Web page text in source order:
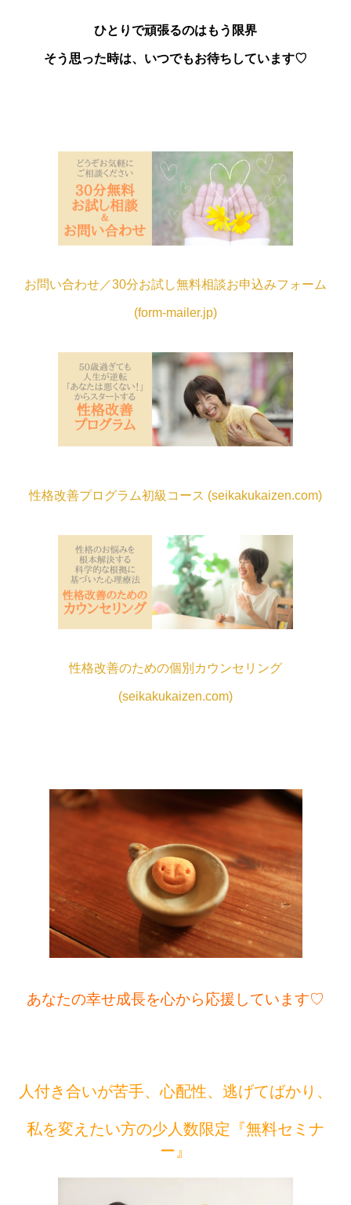
ひとりで頑張るのはもう限界
そう思った時は、いつでもお待ちしています♡
お問い合わせ／30分お試し無料相談お申込みフォーム
(form-mailer.jp)
性格改善プログラム初級コース (seikakukaizen.com)
性格改善のための個別カウンセリング
(seikakukaizen.com)
あなたの幸せ成長を心から応援しています♡
人付き合いが苦手、心配性、逃げてばかり、
私を変えたい方の少人数限定『無料セミナ
ー』